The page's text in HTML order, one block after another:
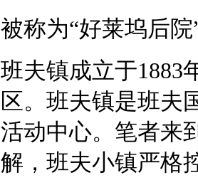
被称为“好莱坞后院
班夫镇成立于1883
区。班夫镇是班夫
活动中心。笔者来
解，班夫小镇严格